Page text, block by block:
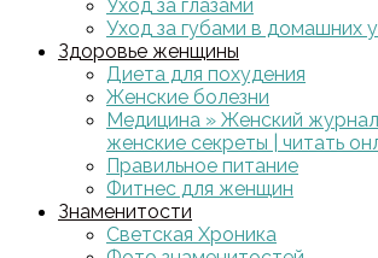
Уход за глазами
Уход за губами в домашних
Здоровье женщины
Диета для похудения
Женские болезни
Медицина » Женский
женские секреты | читать
Правильное питание
Фитнес для женщин
Знаменитости
Светская Хроника